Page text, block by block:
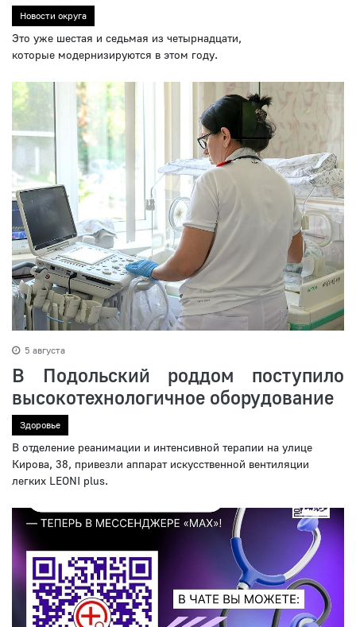
Новости округа
Это уже шестая и седьмая из четырнадцати,
которые модернизируются в этом году.
5 августа
В Подольский роддом поступило
высокотехнологичное оборудование
Здоровье
В отделение реанимации и интенсивной терапии на улице
Кирова, 38, привезли аппарат искусственной вентиляции
легких LEONI plus.